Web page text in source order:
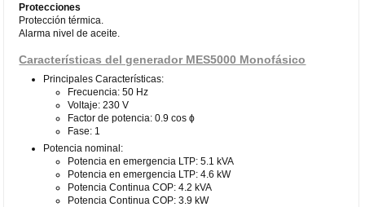
Protecciones
Protección térmica.
Alarma nivel de aceite.
Características del generador MES5000 Monofásico
Principales Características:
Frecuencia: 50 Hz
Voltaje: 230 V
Factor de potencia: 0.9 cos ϕ
Fase: 1
Potencia nominal:
Potencia en emergencia LTP: 5.1 kVA
Potencia en emergencia LTP: 4.6 kW
Potencia Continua COP: 4.2 kVA
Potencia Continua COP: 3.9 kW